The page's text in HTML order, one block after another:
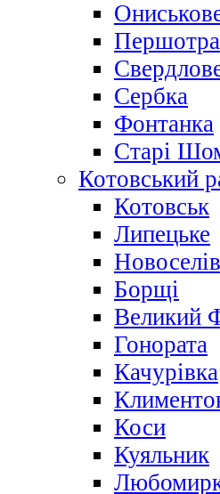
Сербка
Фонтанка
Старі
Котовський
Котовськ
Липецьке
Борщі
Великий
Гонората
Качурівка
Коси
Куяльник